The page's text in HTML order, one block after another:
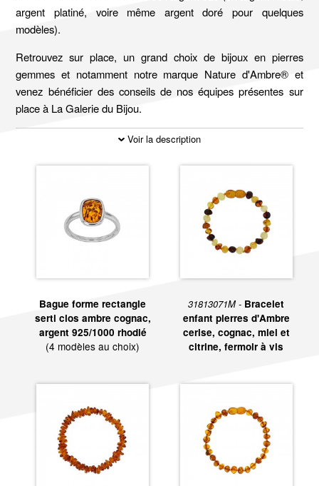
argent platiné, voire même argent doré pour quelques
modèles).
Retrouvez sur place, un grand choix de bijoux en pierres
gemmes et notamment notre marque Nature d'Ambre® et
venez bénéficier des conseils de nos équipes présentes sur
place à La Galerie du Bijou.
Voir la description
Bague forme rectangle
serti clos ambre cognac,
argent 925/1000 rhodié
(4 modèles au choix)
31813071M - Bracelet
enfant pierres d'Ambre
cerise, cognac, miel et
citrine, fermoir à vis